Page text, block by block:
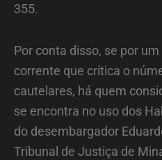
355.
Por conta disso, se por
corrente que critica o
cautelares, há quem
se encontra no uso dos
do desembargador
Tribunal de Justiça de